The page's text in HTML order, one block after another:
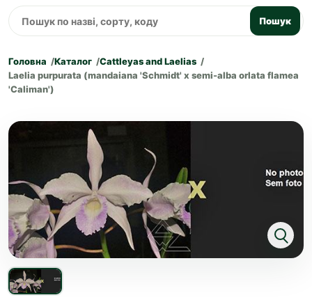
Пошук
Головна Каталог
Cattleyas and Laelias
Laelia purpurata (mandaiana 'Schmidt' x semi-alba orlata flamea
'Caliman')